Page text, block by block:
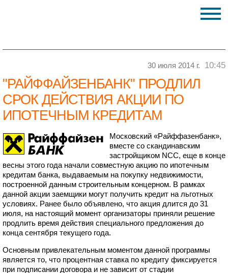
30 июля 2014 г. 10:45
"РАЙФФАЙЗЕНБАНК" ПРОДЛИЛ
СРОК ДЕЙСТВИЯ АКЦИИ ПО
ИПОТЕЧНЫМ КРЕДИТАМ
Московский «Райффазенбанк»,
вместе со скандинавским
застройщиком NCC, еще в конце
весны этого года начали совместную акцию по ипотечным
кредитам банка, выдаваемым на покупку недвижимости,
построенной данным строительным концерном. В рамках
данной акции заемщики могут получить кредит на льготных
условиях. Ранее было объявлено, что акция длится до 31
июля, на настоящий момент организаторы приняли решение
продлить время действия специального предложения до
конца сентября текущего года.
Основным привлекательным моментом данной программы
является то, что процентная ставка по кредиту фиксируется
при подписании договора и не зависит от стадии